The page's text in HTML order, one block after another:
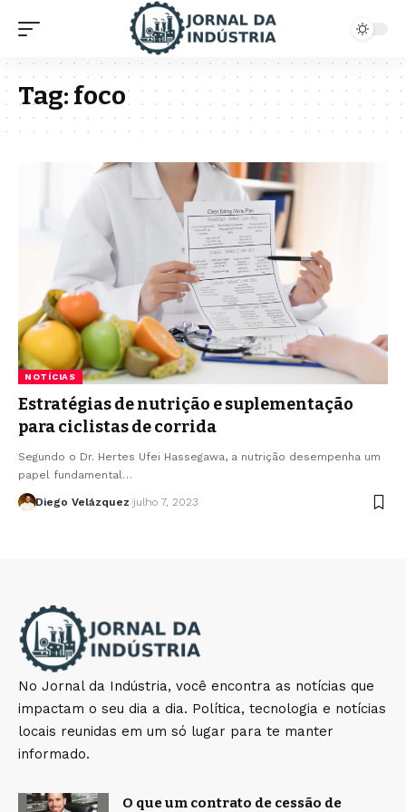
Tag:foco
NOTÍCIAS
Estratégias de nutrição e suplementação
para ciclistas de corrida
Segundo o Dr. Hertes Ufei Hassegawa, a nutrição desempenha um
papel fundamental…
Diego Velázquez julho 7, 2023
No Jornal da Indústria, você encontra as notícias que
impactam o seu dia a dia. Política, tecnologia e notícias
locais reunidas em um só lugar para te manter
informado.
O que um contrato de cessão de